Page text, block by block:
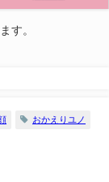
す。
おかえりユノ